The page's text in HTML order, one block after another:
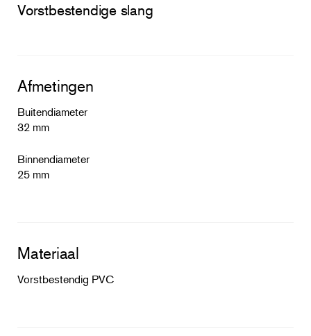
Vorstbestendige slang
Afmetingen
Buitendiameter
32 mm
Binnendiameter
25 mm
Materiaal
Vorstbestendig PVC